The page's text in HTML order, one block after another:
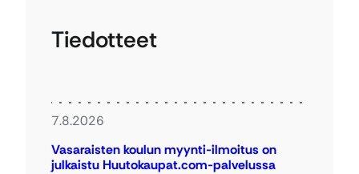
Tiedotteet
7.8.2026
Vasaraisten koulun myynti-ilmoitus on
julkaistu Huutokaupat.com-palvelussa